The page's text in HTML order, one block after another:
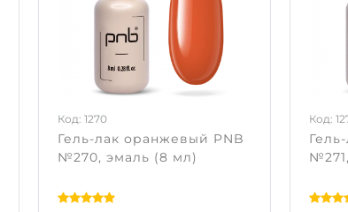
Код: 1270
Гель-лак оранжевый PNB
№270, эмаль (8 мл)
Код: